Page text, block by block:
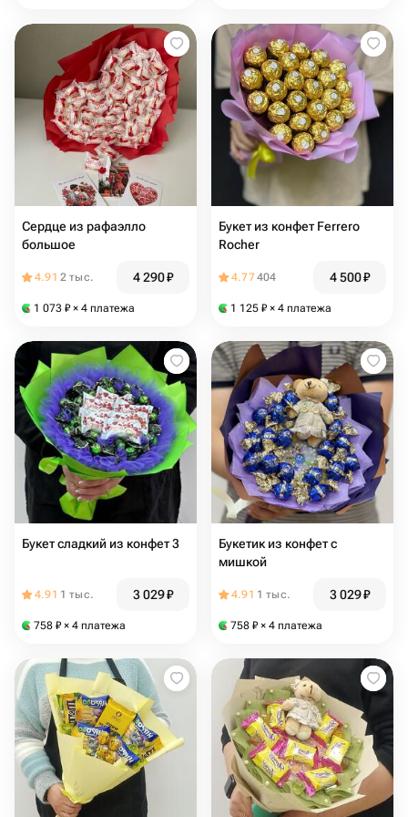
Сердце из рафаэлло
большое
4.91 2 тыс. 4 290₽
1 073 ₽ × 4 платежа
Букет из конфет Ferrero
Rocher
4.77404 4 500₽
1 125 ₽ × 4 платежа
Букет сладкий из конфет 3
4.91 1 тыс. 3 029₽
758 ₽ × 4 платежа
Букетик из конфет с
мишкой
4.91 1 тыс. 3 029₽
758 ₽ × 4 платежа